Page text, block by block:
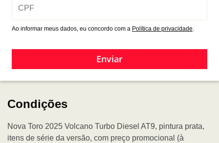
Condições
Nova Toro 2025 Volcano Turbo Diesel AT9, pintura prata,
itens de série da versão, com preço promocional (à
Ao informar meus dados, eu concordo com a Política de privacidade
Enviar